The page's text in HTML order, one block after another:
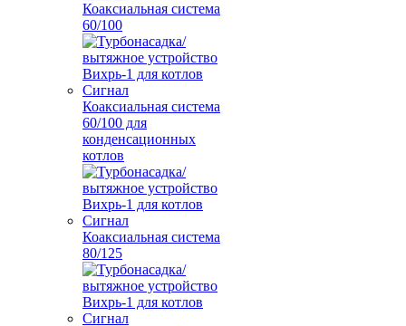
Коаксиальная система
60/100
Коаксиальная система
60/100 для
конденсационных
котлов
Коаксиальная система
80/125